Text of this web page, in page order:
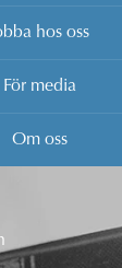
hos oss
För media
Om oss